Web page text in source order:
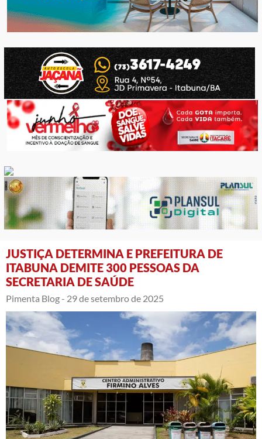
JUSTIÇA DETERMINA E PREFEITURA DE
ITABUNA DEMITE 300 PESSOAS DA
SECRETARIA DE SAÚDE
Pimenta Blog - 29 de setembro de 2025